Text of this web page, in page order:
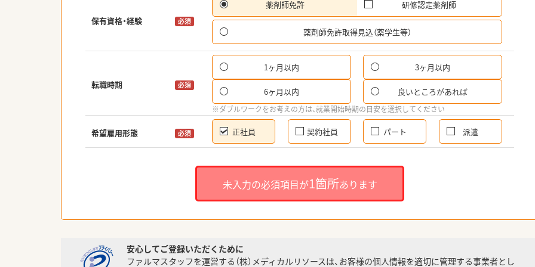
保有資格・経験 必須
薬剤師免許 研修認定薬剤師
薬剤師免許取得見込（薬学生等）
転職時期 必須
1ヶ月以内 3ヶ月以内
6ヶ月以内 良いところがあれば
※ダブルワークをお考えの方は、就業開始時期の目安を選択してください
希望雇用形態 必須 正社員 契約社員 パート 派遣
未入力の必須項目が1箇所あります
安心してご登録いただくために
ファルマスタッフを運営する（株）メディカルリソースは、お客様の個人情報を適切に管理する事業者とし